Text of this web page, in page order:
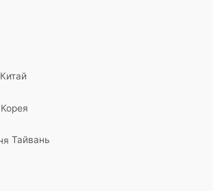
Китай
Корея
Тайвань